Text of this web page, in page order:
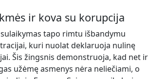
ir kova su korupcija
tapo rimtu išbandymu
kuri nuolat deklaruoja nulinę
Šis žingsnis demonstruoja, kad net ir
užėmę asmenys nėra neliečiami, o